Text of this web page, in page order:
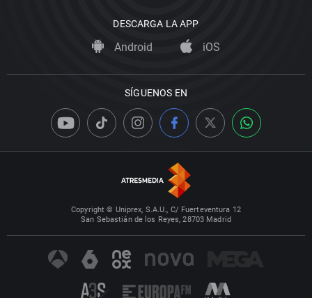
DESCARGA LA APP
Android iOS
SÍGUENOS EN
Copyright © Uniprex, S.A.U., C/ Fuerteventura 12
San Sebastián de los Reyes, 28703 Madrid